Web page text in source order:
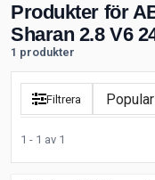
Produkter för
Sharan 2.8 V6
1 produkter
Filtrera
1 - 1 av 1